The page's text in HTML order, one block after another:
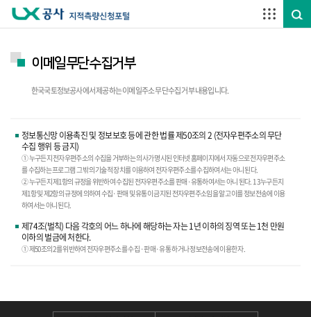
이메일무단수집거부
한국국토정보공사에서 제공하는 이메일주소 무단수집 거부 내용입니다.
정보통신망 이용촉진 및 정보보호 등에 관한 법률 제50조의 2 (전자우편주소의 무단
수집 행위 등 금지)
① 누구든지 전자우편주소의 수집을 거부하는 의사가 명시된 인터넷 홈페이지에서 자동으로 전자우편주소
를 수집하는 프로그램 그 밖의 기술적 장치를 이용하여 전자우편주소를 수집하여서는 아니 된다.
② 누구든지 제1항의 규정을 위반하여 수집된 전자우편주소를 판매·유통하여서는 아니 된다. 1 3 누구든지
제1항 및 제2항의 규정에 의하여 수집·판매 및 유통이 금지된 전자우편주소임을 알고 이를 정보전송에 이용
하여서는 아니 된다.
제74조(벌칙) 다음 각호의 어느 하나에 해당하는 자는 1년 이하의 징역 또는 1천 만원
이하의 벌금에 처한다.
① 제50조의 2를 위반하여 전자우편주소를 수집 ·판매·유통 하거나 정보전송에 이용한 자.